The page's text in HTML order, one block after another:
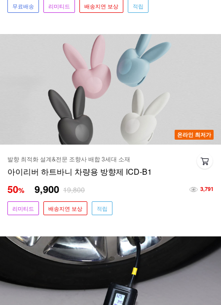
무료배송 리미티드 배송지연 보상 적립
온라인 최저가
발향 최적화 설계&전문 조향사 배합 3세대 소재
아이리버 하트바니 차량용 방향제 ICD-B1
3,791
50% 9,900 19,800
리미티드 배송지연 보상 적립